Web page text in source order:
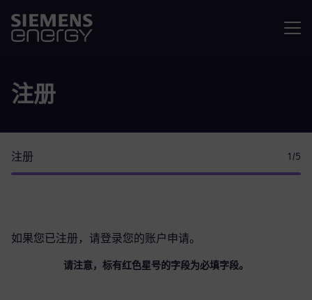
注册
注册 1 /5
如果您已注册，请登录您的账户 申请。
请注意，标有红色星号的字段为必填字段。